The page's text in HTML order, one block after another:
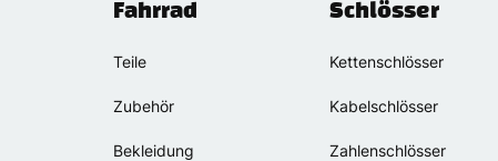
Fahrrad
Teile
Zubehör
Bekleidung
Schlösser
Kettenschlösser
Kabelschlösser
Zahlenschlösser